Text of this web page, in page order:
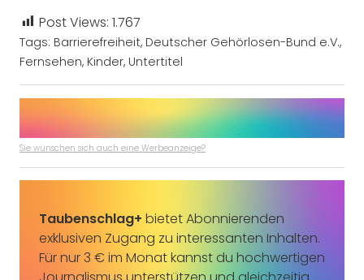
Post Views: 1.767
Tags: Barrierefreiheit, Deutscher Gehörlosen-Bund e.V.,
Fernsehen, Kinder, Untertitel
Sie wünschen sich auch eine Werbeanzeige?
Taubenschlag+ bietet Abonnierenden
exklusiven Zugang zu interessanten Inhalten.
Für nur 3 € im Monat kannst du hochwertigen